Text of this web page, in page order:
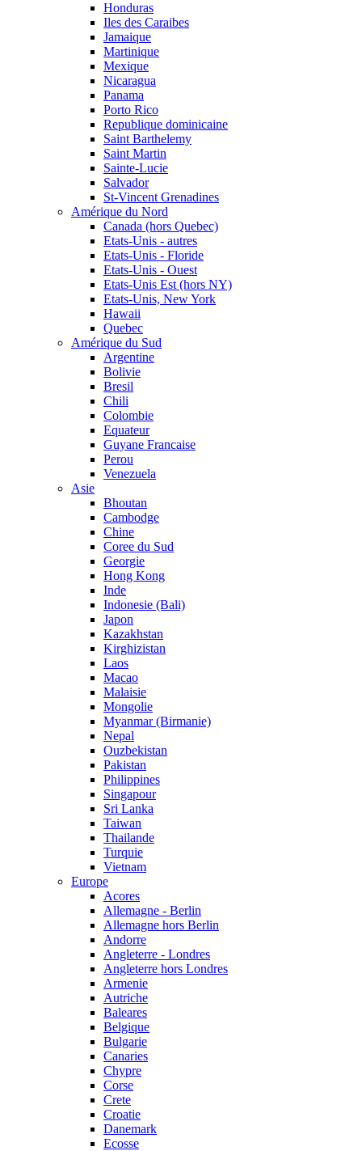
Honduras
Iles des Caraibes
Jamaique
Martinique
Mexique
Nicaragua
Panama
Porto Rico
Republique dominicaine
Saint Barthelemy
Saint Martin
Sainte-Lucie
Salvador
St-Vincent Grenadines
Amérique du Nord
Canada (hors Quebec)
Etats-Unis - autres
Etats-Unis - Floride
Etats-Unis - Ouest
Etats-Unis Est (hors NY)
Etats-Unis, New York
Hawaii
Quebec
Amérique du Sud
Argentine
Bolivie
Bresil
Chili
Colombie
Equateur
Guyane Francaise
Perou
Venezuela
Asie
Bhoutan
Cambodge
Chine
Coree du Sud
Georgie
Hong Kong
Inde
Indonesie (Bali)
Japon
Kazakhstan
Kirghizistan
Laos
Macao
Malaisie
Mongolie
Myanmar (Birmanie)
Nepal
Ouzbekistan
Pakistan
Philippines
Singapour
Sri Lanka
Taiwan
Thailande
Turquie
Vietnam
Europe
Acores
Allemagne - Berlin
Allemagne hors Berlin
Andorre
Angleterre - Londres
Angleterre hors Londres
Armenie
Autriche
Baleares
Belgique
Bulgarie
Canaries
Chypre
Corse
Crete
Croatie
Danemark
Ecosse